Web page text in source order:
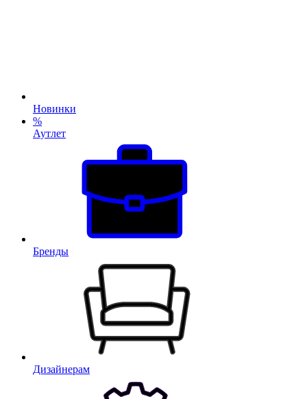
Новинки
%
Аутлет
Бренды
Дизайнерам